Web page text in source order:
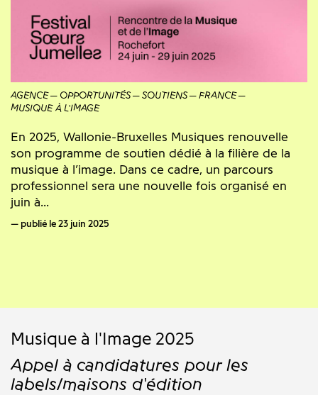
AGENCE OPPORTUNITÉS SOUTIENS
FRANCE
MUSIQUE À L'IMAGE
En 2025, Wallonie-Bruxelles Musiques renouvelle
son programme de soutien dédié à la filière de la
musique à l’image. Dans ce cadre, un parcours
professionnel sera une nouvelle fois organisé en
juin à...
publié le 23 juin 2025
Musique à l'Image 2025
Appel à candidatures pour les
labels/maisons d'édition